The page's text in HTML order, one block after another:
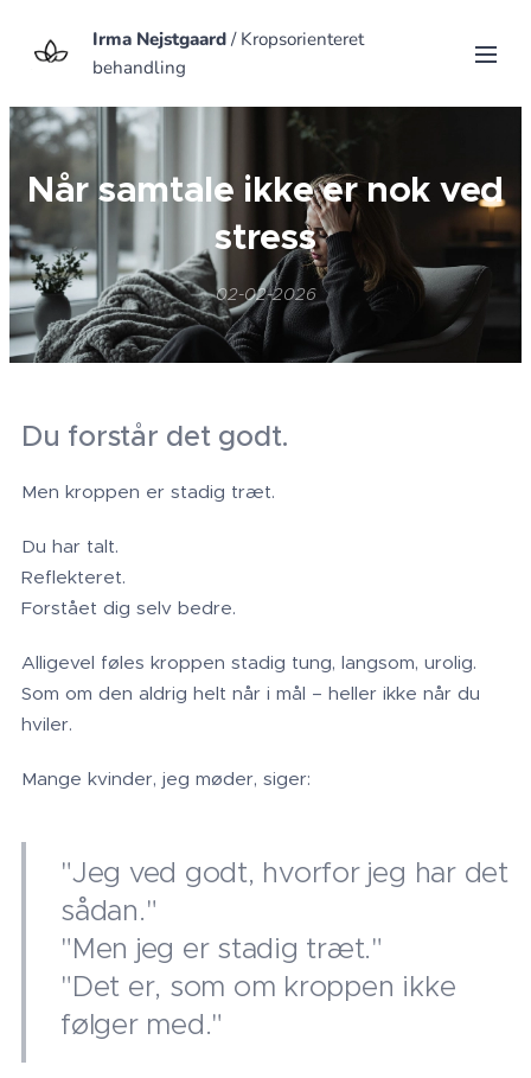
Irma Nejstgaard / Kropsorienteret
behandling
Når samtale ikke er nok ved
stress
02-02-2026
Du forstår det godt.
Men kroppen er stadig træt.
Du har talt.
Reflekteret.
Forstået dig selv bedre.
Alligevel føles kroppen stadig tung, langsom, urolig.
Som om den aldrig helt når i mål – heller ikke når du
hviler.
Mange kvinder, jeg møder, siger:
"Jeg ved godt, hvorfor jeg har det
sådan."
"Men jeg er stadig træt."
"Det er, som om kroppen ikke
følger med."